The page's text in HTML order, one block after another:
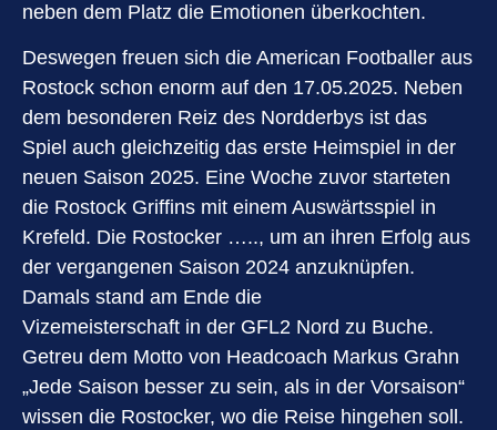
neben dem Platz die Emotionen überkochten.
Deswegen freuen sich die American Footballer aus
Rostock schon enorm auf den 17.05.2025. Neben
dem besonderen Reiz des Nordderbys ist das
Spiel auch gleichzeitig das erste Heimspiel in der
neuen Saison 2025. Eine Woche zuvor starteten
die Rostock Griffins mit einem Auswärtsspiel in
Krefeld. Die Rostocker ….., um an ihren Erfolg aus
der vergangenen Saison 2024 anzuknüpfen.
Damals stand am Ende die
Vizemeisterschaft in der GFL2 Nord zu Buche.
Getreu dem Motto von Headcoach Markus Grahn
„Jede Saison besser zu sein, als in der Vorsaison“
wissen die Rostocker, wo die Reise hingehen soll.